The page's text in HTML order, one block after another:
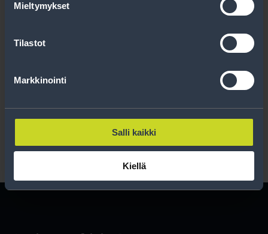
Mieltymykset
Tilastot
Markkinointi
Salli kaikki
Kiellä
kausimuistutukset sekä parhaat